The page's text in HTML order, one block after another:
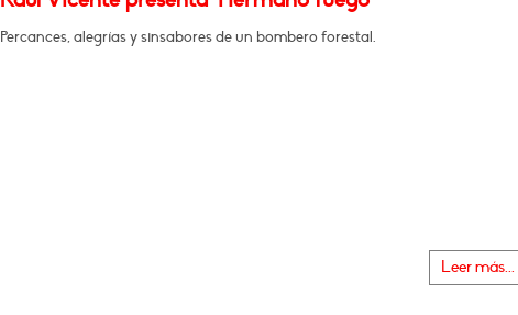
Percances, alegrías y sinsabores de un bombero forestal.
Leer más...